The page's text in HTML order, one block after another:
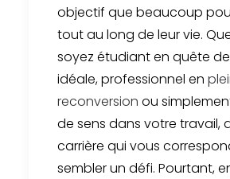
objectif que beaucoup
tout au long de leur vie.
soyez étudiant en quête
idéale, professionnel en
reconversion ou
de sens dans votre travail,
carrière qui vous
sembler un défi. Pourtant,